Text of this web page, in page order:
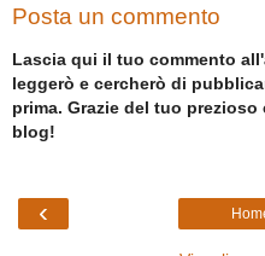
Posta un commento
Lascia qui il tuo commento
leggerò e cercherò di
prima. Grazie del tuo
blog!
‹